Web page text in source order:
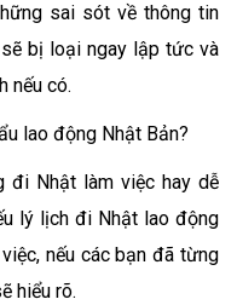
sai sót về thông tin
bị loại ngay lập tức và
nếu có.
lao động Nhật Bản?
đi Nhật làm việc hay dễ
lý lịch đi Nhật lao động
nếu các bạn đã từng
hiểu rõ.